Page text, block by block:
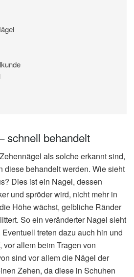
schnell behandelt
als solche erkannt sind,
diese behandelt werden. Wie sieht
Dies ist ein Nagel, dessen
und spröder wird, nicht mehr in
Höhe wächst, gelbliche Ränder
So ein veränderter Nagel sieht
treten dazu auch hin und
allem beim Tragen von
sind vor allem die Nägel der
Zehen, da diese in Schuhen